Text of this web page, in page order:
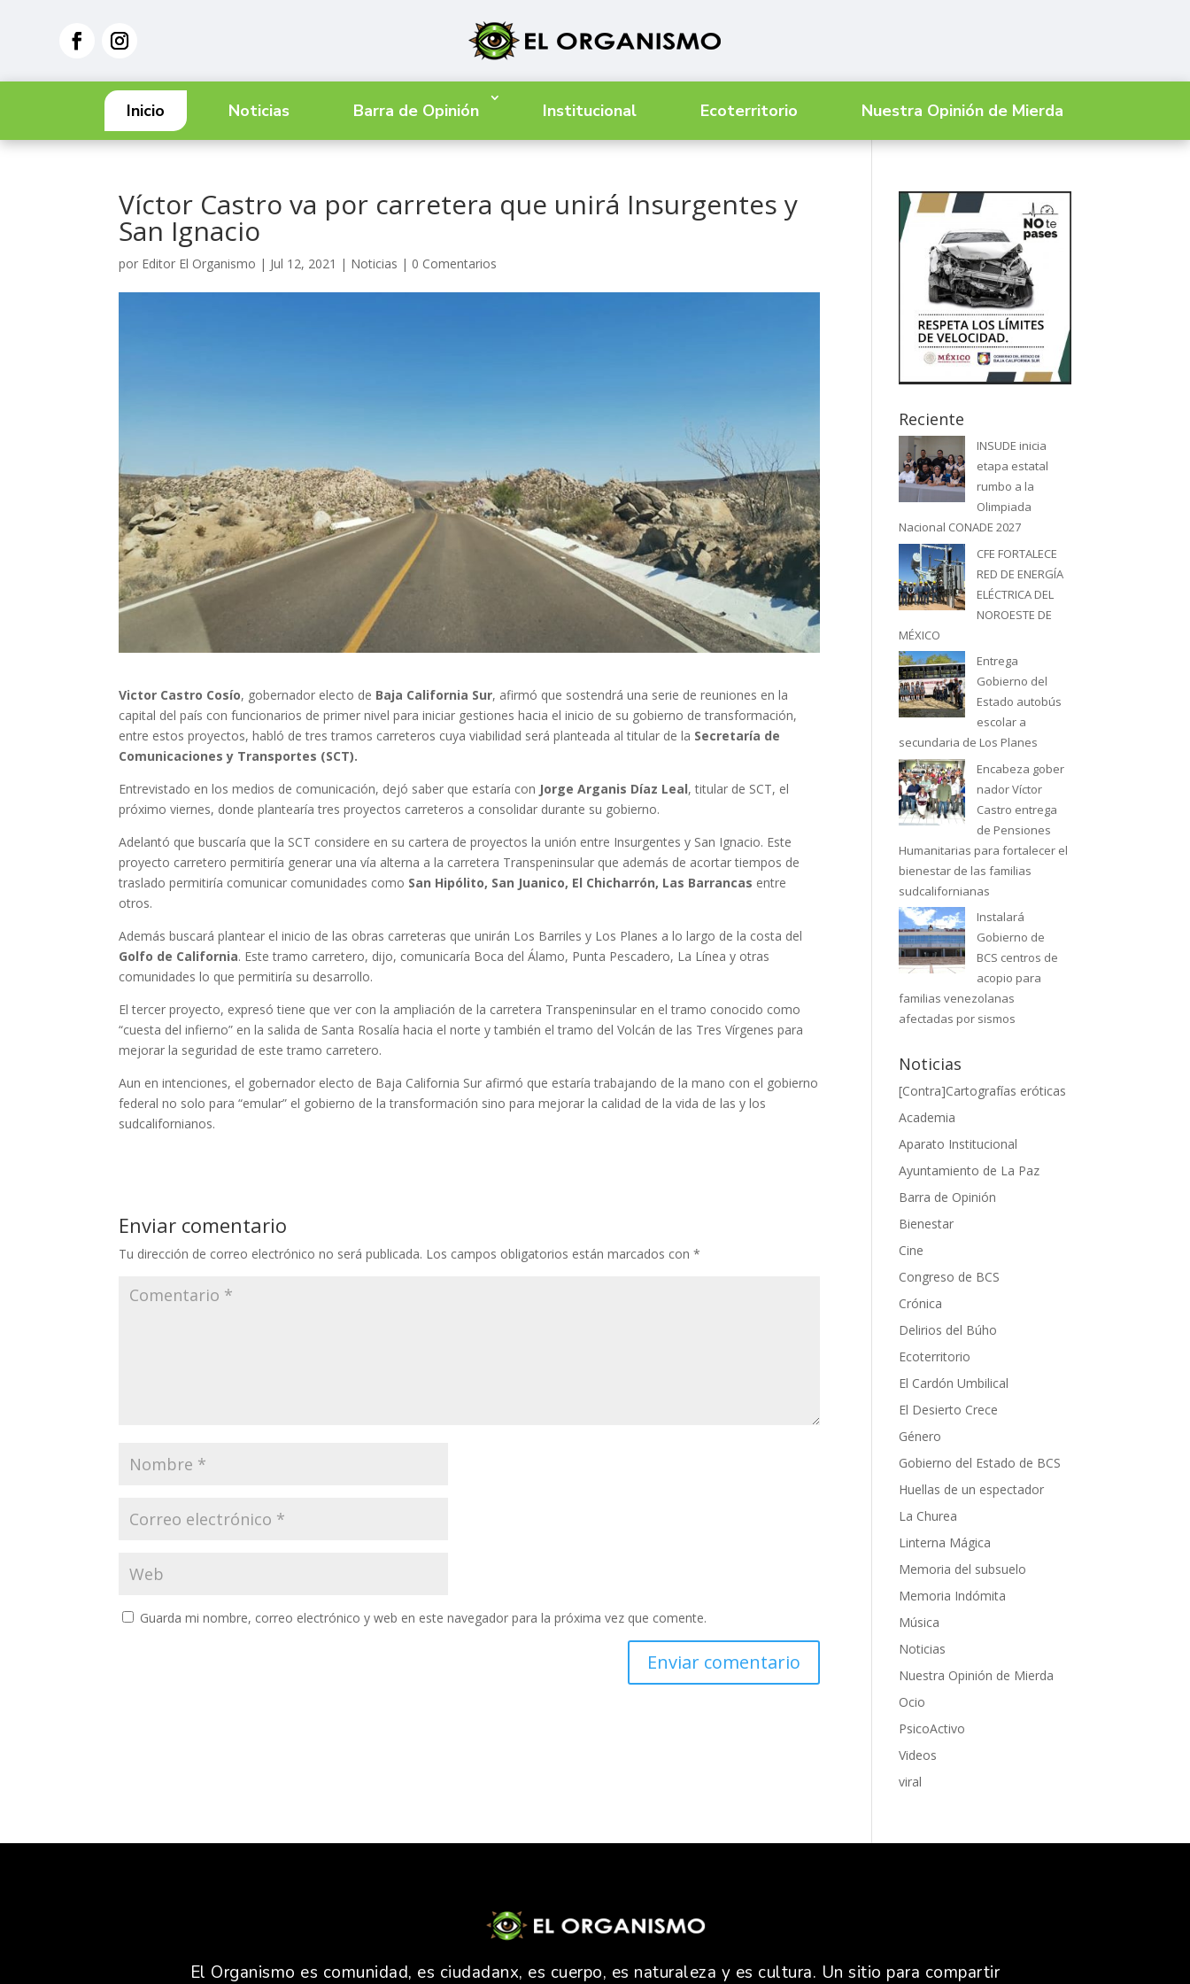
Inicio Noticias Barra de Opinión Institucional Ecoterritorio Nuestra Opinión de Mierda
Víctor Castro va por carretera que unirá Insurgentes y
San Ignacio
por Editor El Organismo | Jul 12, 2021 | Noticias | 0 Comentarios
Victor Castro Cosío, gobernador electo de Baja California Sur, afirmó que sostendrá una serie de reuniones en la
capital del país con funcionarios de primer nivel para iniciar gestiones hacia el inicio de su gobierno de transformación,
entre estos proyectos, habló de tres tramos carreteros cuya viabilidad será planteada al titular de la Secretaría de
Comunicaciones y Transportes (SCT).
Entrevistado en los medios de comunicación, dejó saber que estaría con Jorge Arganis Díaz Leal, titular de SCT, el
próximo viernes, donde plantearía tres proyectos carreteros a consolidar durante su gobierno.
Adelantó que buscaría que la SCT considere en su cartera de proyectos la unión entre Insurgentes y San Ignacio. Este
proyecto carretero permitiría generar una vía alterna a la carretera Transpeninsular que además de acortar tiempos de
traslado permitiría comunicar comunidades como San Hipólito, San Juanico, El Chicharrón, Las Barrancas entre
otros.
Además buscará plantear el inicio de las obras carreteras que unirán Los Barriles y Los Planes a lo largo de la costa del
Golfo de California. Este tramo carretero, dijo, comunicaría Boca del Álamo, Punta Pescadero, La Línea y otras
comunidades lo que permitiría su desarrollo.
El tercer proyecto, expresó tiene que ver con la ampliación de la carretera Transpeninsular en el tramo conocido como
“cuesta del infierno” en la salida de Santa Rosalía hacia el norte y también el tramo del Volcán de las Tres Vírgenes para
mejorar la seguridad de este tramo carretero.
Aun en intenciones, el gobernador electo de Baja California Sur afirmó que estaría trabajando de la mano con el gobierno
federal no solo para “emular” el gobierno de la transformación sino para mejorar la calidad de la vida de las y los
sudcalifornianos.
Enviar comentario
Tu dirección de correo electrónico no será publicada. Los campos obligatorios están marcados con*
Guarda mi nombre, correo electrónico y web en este navegador para la próxima vez que comente.
Reciente
INSUDE inicia
etapa estatal
rumbo a la
Olimpiada
Nacional CONADE 2027
CFE FORTALECE
RED DE ENERGÍA
ELÉCTRICA DEL
NOROESTE DE
MÉXICO
Entrega
Gobierno del
Estado autobús
escolar a
secundaria de Los Planes
Encabeza gober
nador Víctor
Castro entrega
de Pensiones
Humanitarias para fortalecer el
bienestar de las familias
sudcalifornianas
Instalará
Gobierno de
BCS centros de
acopio para
familias venezolanas
afectadas por sismos
Noticias
[Contra]Cartografías eróticas
Academia
Aparato Institucional
Ayuntamiento de La Paz
Barra de Opinión
Bienestar
Cine
Congreso de BCS
Crónica
Delirios del Búho
Ecoterritorio
El Cardón Umbilical
El Desierto Crece
Género
Gobierno del Estado de BCS
Huellas de un espectador
La Churea
Linterna Mágica
Memoria del subsuelo
Memoria Indómita
Música
Noticias
Nuestra Opinión de Mierda
Ocio
PsicoActivo
Videos
viral
El Organismo es comunidad, es ciudadanx, es cuerpo, es naturaleza y es cultura. Un sitio para compartir